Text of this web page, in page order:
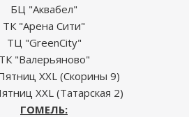
БЦ "Аквабел"
ТК "Арена Сити"
ТЦ "GreenCity"
ТК "Валерьяново"
XXL (Скорины 9)
XXL (Татарская 2)
ГОМЕЛЬ: